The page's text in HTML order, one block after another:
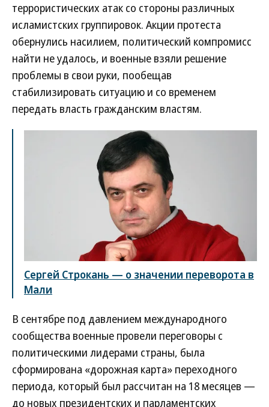
террористических атак со стороны различных
исламистских группировок. Акции протеста
обернулись насилием, политический компромисс
найти не удалось, и военные взяли решение
проблемы в свои руки, пообещав
стабилизировать ситуацию и со временем
передать власть гражданским властям.
Сергей Строкань — о значении переворота в
Мали
В сентябре под давлением международного
сообщества военные провели переговоры с
политическими лидерами страны, была
сформирована «дорожная карта» переходного
периода, который был рассчитан на 18 месяцев —
до новых президентских и парламентских